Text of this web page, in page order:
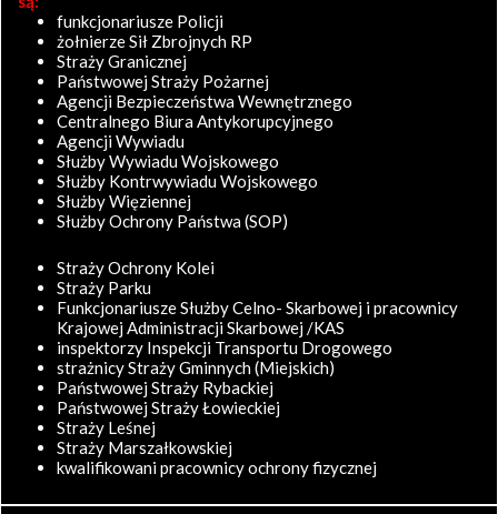
funkcjonariusze Policji
żołnierze Sił Zbrojnych RP
Straży Granicznej
Państwowej Straży Pożarnej
Agencji Bezpieczeństwa Wewnętrznego
Centralnego Biura Antykorupcyjnego
Agencji Wywiadu
Służby Wywiadu Wojskowego
Służby Kontrwywiadu Wojskowego
Służby Więziennej
Służby Ochrony Państwa (SOP)
Straży Ochrony Kolei
Straży Parku
Funkcjonariusze Służby Celno- Skarbowej i pracownicy
Krajowej Administracji Skarbowej /KAS
inspektorzy Inspekcji Transportu Drogowego
strażnicy Straży Gminnych (Miejskich)
Państwowej Straży Rybackiej
Państwowej Straży Łowieckiej
Straży Leśnej
Straży Marszałkowskiej
kwalifikowani pracownicy ochrony fizycznej